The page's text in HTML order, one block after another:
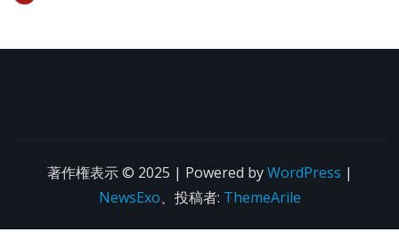
著作権表示 © 2025 | Powered byWordPress |
NewsExo、投稿者: ThemeArile